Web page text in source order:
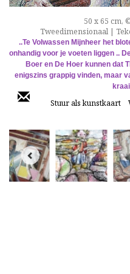
50 x 65 cm,
Tweedimensionaal |
..Te Volwassen Mijnheer het
onhandig voor je voeten liggen ..
Boer en De Hoer kunnen dat
enigszins grappig vinden, maar
Stuur als kunstkaart